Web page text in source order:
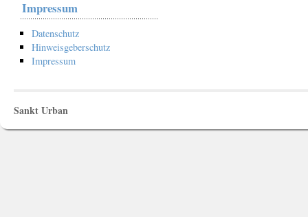
Impressum
Datenschutz
Hinweisgeberschutz
Impressum
Sankt Urban